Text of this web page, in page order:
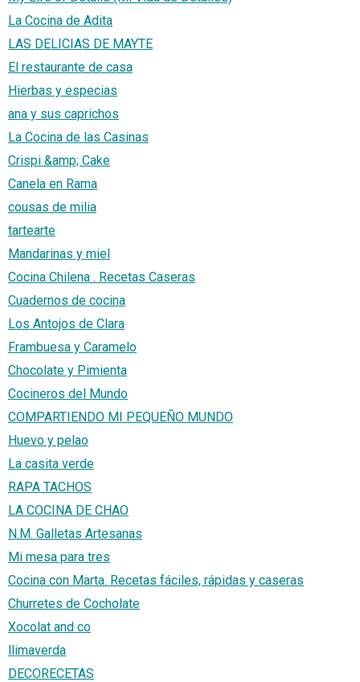
La Cocina de Adita
LAS DELICIAS DE MAYTE
El restaurante de casa
Hierbas y especias
ana y sus caprichos
La Cocina de las Casinas
Crispi &amp; Cake
Canela en Rama
cousas de milia
tartearte
Mandarinas y miel
Cocina Chilena . Recetas Caseras
Cuadernos de cocina
Los Antojos de Clara
Frambuesa y Caramelo
Chocolate y Pimienta
Cocineros del Mundo
COMPARTIENDO MI PEQUEÑO MUNDO
Huevo y pelao
La casita verde
RAPA TACHOS
LA COCINA DE CHAO
N.M. Galletas Artesanas
Mi mesa para tres
Cocina con Marta. Recetas fáciles, rápidas y caseras
Churretes de Cocholate
Xocolat and co
llimaverda
DECORECETAS